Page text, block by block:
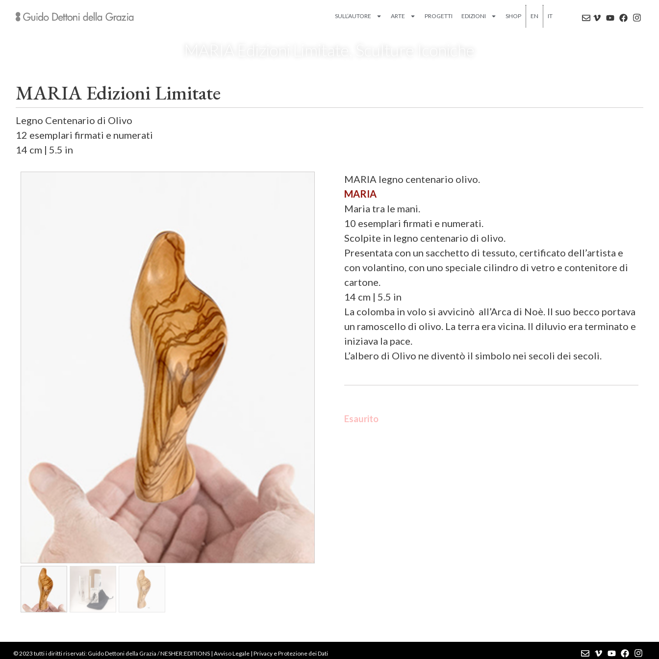
SULL’AUTORE ARTE PROGETTI EDIZIONI SHOP EN IT
MARIA Edizioni Limitate
Legno Centenario di Olivo
12 esemplari firmati e numerati
14 cm | 5.5 in
MARIA legno centenario olivo.
MARIA
Maria tra le mani.
10 esemplari firmati e numerati.
Scolpite in legno centenario di olivo.
Presentata con un sacchetto di tessuto, certificato dell’artista e
con volantino, con uno speciale cilindro di vetro e contenitore di
cartone.
14 cm | 5.5 in
La colomba in volo si avvicinò all’Arca di Noè. Il suo becco portava
un ramoscello di olivo. La terra era vicina. Il diluvio era terminato e
iniziava la pace.
L’albero di Olivo ne diventò il simbolo nei secoli dei secoli.
Esaurito
© 2023 tutti i diritti riservati: Guido Dettoni della Grazia / NESHER:EDITIONS | Avviso Legale | Privacy e Protezione dei Dati